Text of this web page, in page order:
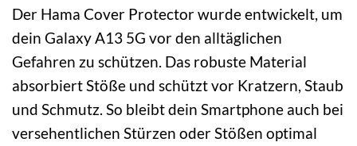
Der Hama Cover Protector wurde entwickelt, um
dein Galaxy A13 5G vor den alltäglichen
Gefahren zu schützen. Das robuste Material
absorbiert Stöße und schützt vor Kratzern, Staub
und Schmutz. So bleibt dein Smartphone auch bei
versehentlichen Stürzen oder Stößen optimal